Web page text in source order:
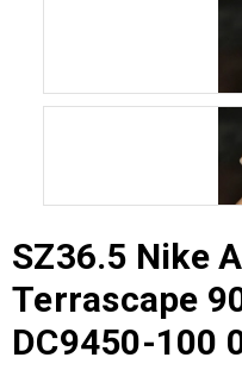
SZ36.5 Nike
Terrascape
DC9450-100